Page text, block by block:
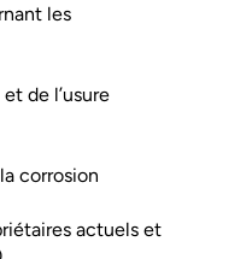
les
de l’usure
corrosion
actuels et